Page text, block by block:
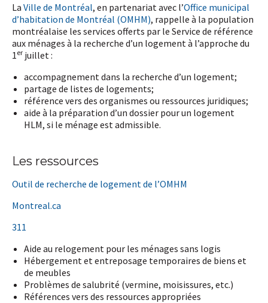
La Ville de Montréal, en partenariat avec l’Office municipal
d’habitation de Montréal (OMHM), rappelle à la population
montréalaise les services offerts par le Service de référence
aux ménages à la recherche d’un logement à l’approche du
1 er juillet :
accompagnement dans la recherche d’un logement;
partage de listes de logements;
référence vers des organismes ou ressources juridiques;
aide à la préparation d’un dossier pour un logement
HLM, si le ménage est admissible.
Les ressources
Outil de recherche de logement de l’OMHM
Montreal.ca
311
Aide au relogement pour les ménages sans logis
Hébergement et entreposage temporaires de biens et
de meubles
Problèmes de salubrité (vermine, moisissures, etc.)
Références vers des ressources appropriées